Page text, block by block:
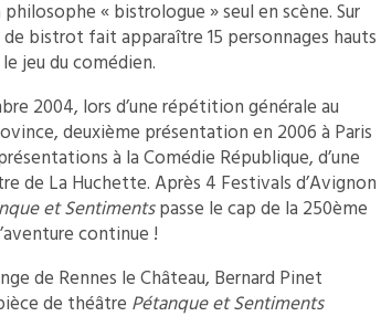
« bistrologue » seul en scène. Sur
bistrot fait apparaître 15 personnages hauts
jeu du comédien.
2004, lors d’une répétition générale au
deuxième présentation en 2006 à Paris
à la Comédie République, d’une
de La Huchette. Après 4 Festivals d’Avignon
et Sentimentspasse le cap de la 250ème
continue !
de Rennes le Château, Bernard Pinet
de théâtre Pétanque et Sentiments